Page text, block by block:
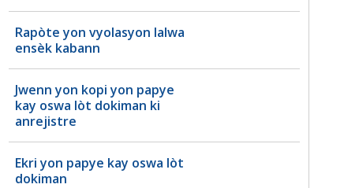
Rapòte yon vyolasyon lalwa
ensèk kabann
Jwenn yon kopi yon papye
kay oswa lòt dokiman ki
anrejistre
Ekri yon papye kay oswa lòt
dokiman